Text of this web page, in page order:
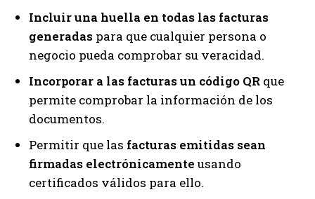
Incluir una huella en todas las facturas
generadas para que cualquier persona o
negocio pueda comprobar su veracidad.
Incorporar a las facturas un código QR que
permite comprobar la información de los
documentos.
Permitir que las facturas emitidas sean
firmadas electrónicamente usando
certificados válidos para ello.